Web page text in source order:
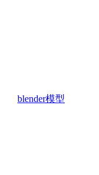
blender模型